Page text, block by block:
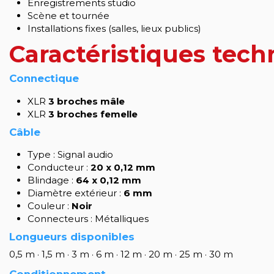
Enregistrements studio
Scène et tournée
Installations fixes (salles, lieux publics)
Caractéristiques
Connectique
XLR 3 broches mâle
XLR 3 broches femelle
Câble
Type : Signal audio
Conducteur : 20 x 0,12 mm
Blindage : 64 x 0,12 mm
Diamètre extérieur : 6 mm
Couleur : Noir
Connecteurs : Métalliques
Longueurs disponibles
0,5 m · 1,5 m · 3 m · 6 m · 12 m · 20 m · 25 m · 30 m